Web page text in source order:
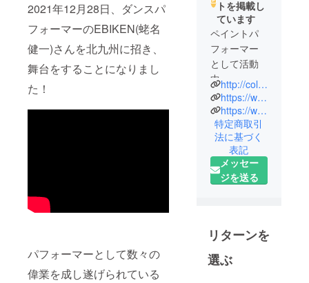
2021年12月28日、ダンスパ
フォーマーのEBIKEN(蛯名
健一)さんを北九州に招き、
舞台をすることになりまし
た！
パフォーマーとして数々の
偉業を成し遂げられている
トを掲載し
ています
ペイントパ
フォーマー
として活動
中。
中学校美術
講師の経験
を経て、ダ
ンスやバン
ド活動など
様々なス
テージ経験
身体表現×音
楽×物語」と
いうパ
http://colorhythm.main.jp/
https://www.instagram.com/colorhythmrisa/
https://www.youtube.com/channel/UCNskiFzn69JlqkfcTvbJOmg
特定商取引
法に基づく
表記
メッセー
ジを送る
リターンを
選ぶ